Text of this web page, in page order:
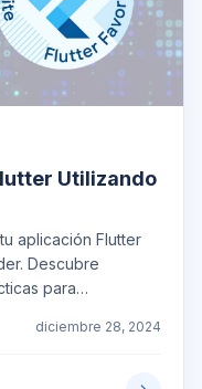
Utilizando
aplicación Flutter
Descubre
para
diciembre 28, 2024